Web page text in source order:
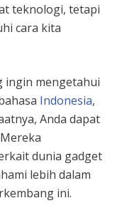
teknologi, tetapi
cara kita
ingin mengetahui
Indonesia,
Anda dapat
dunia gadget
lebih dalam
ini.